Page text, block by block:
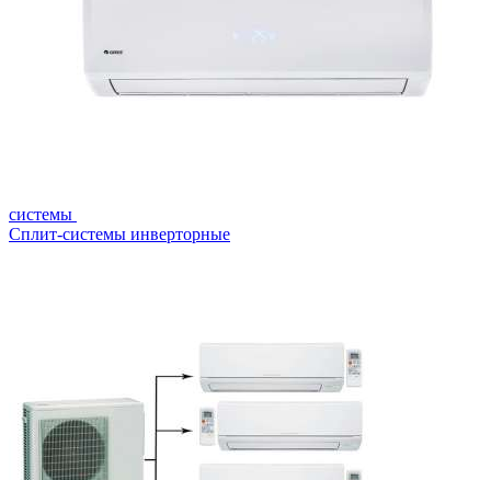
системы
Сплит-системы инверторные